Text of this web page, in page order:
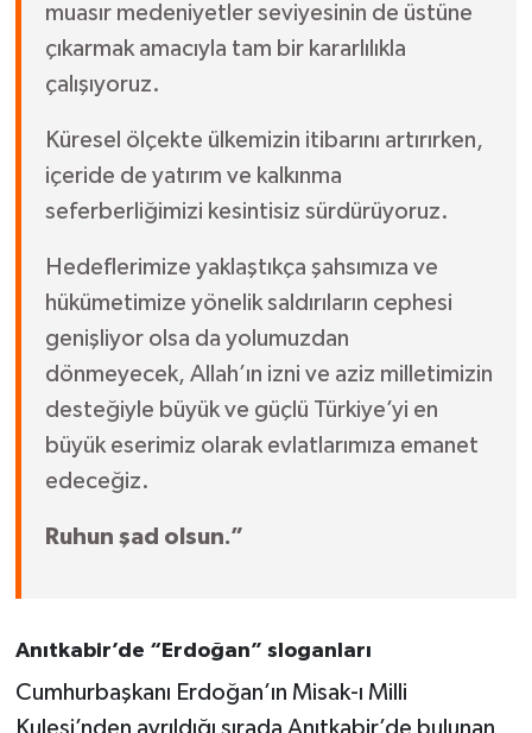
muasır medeniyetler seviyesinin de üstüne
çıkarmak amacıyla tam bir kararlılıkla
çalışıyoruz.
Küresel ölçekte ülkemizin itibarını artırırken,
içeride de yatırım ve kalkınma
seferberliğimizi kesintisiz sürdürüyoruz.
Hedeflerimize yaklaştıkça şahsımıza ve
hükümetimize yönelik saldırıların cephesi
genişliyor olsa da yolumuzdan
dönmeyecek, Allah’ın izni ve aziz milletimizin
desteğiyle büyük ve güçlü Türkiye’yi en
büyük eserimiz olarak evlatlarımıza emanet
edeceğiz.
Ruhun şad olsun.”
Anıtkabir’de “Erdoğan” sloganları
Cumhurbaşkanı Erdoğan’ın Misak-ı Milli
Kulesi’nden ayrıldığı sırada Anıtkabir’de bulunan